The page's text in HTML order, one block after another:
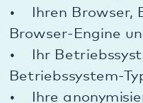
unseren Provider
Ansonsten erfolgt
Eine Ausnahme
gesetzliche
B.2.e.) Dauer der